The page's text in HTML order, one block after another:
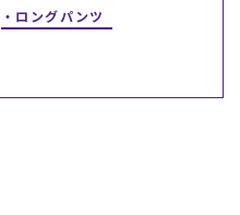
ロングパンツ